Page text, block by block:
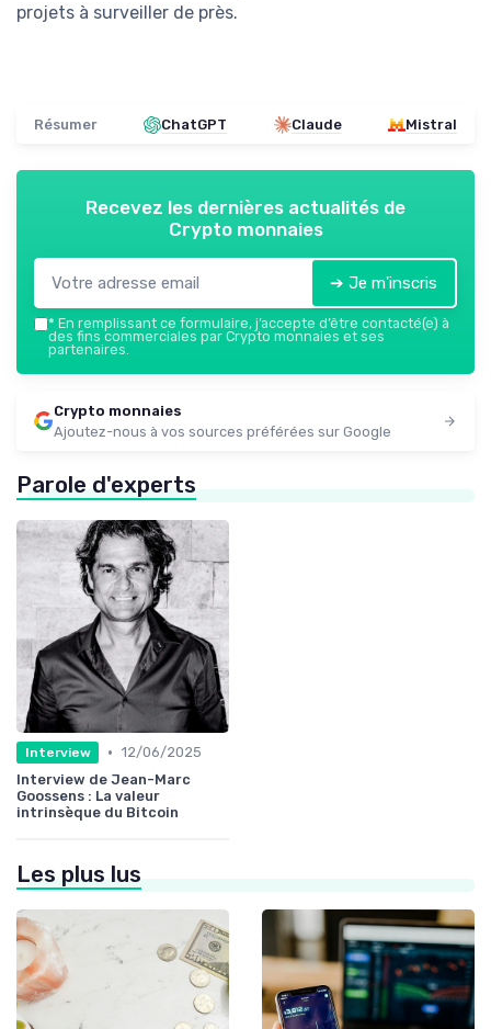
projets à surveiller de près.
Résumer ChatGPT Claude Mistral
Recevez les dernières actualités de
Crypto monnaies
➔ Je m'inscris
* En remplissant ce formulaire, j’accepte d’être contacté(e) à
des fins commerciales par Crypto monnaies et ses
partenaires.
Crypto monnaies
Ajoutez-nous à vos sources préférées sur Google
Parole d'experts
Interview • 12/06/2025
Interview de Jean-Marc
Goossens : La valeur
intrinsèque du Bitcoin
Les plus lus